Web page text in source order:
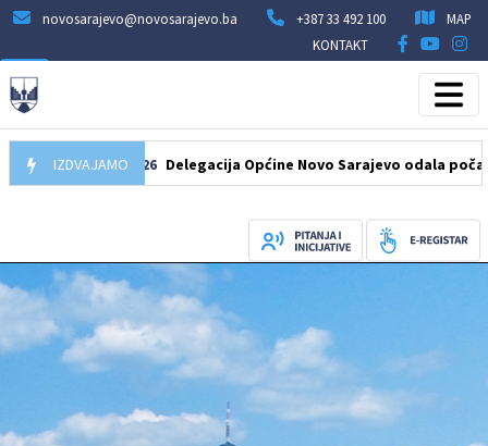
novosarajevo@novosarajevo.ba +387 33 492 100
MAP
KONTAKT
IZDVAJAMO
07.08.2026 Delegacija Općine Novo Sarajevo odala počast